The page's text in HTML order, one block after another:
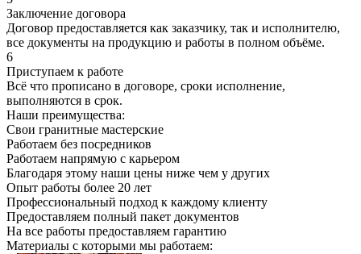
Заключение договора
Договор предоставляется как заказчику, так и исполнителю,
все документы на продукцию и работы в полном объёме.
6
Приступаем к работе
Всё что прописано в договоре, сроки исполнение,
выполняются в срок.
Наши преимущества:
Свои гранитные мастерские
Работаем без посредников
Работаем напрямую с карьером
Благодаря этому наши цены ниже чем у других
Опыт работы более 20 лет
Профессиональный подход к каждому клиенту
Предоставляем полный пакет документов
На все работы предоставляем гарантию
Материалы с которыми мы работаем: